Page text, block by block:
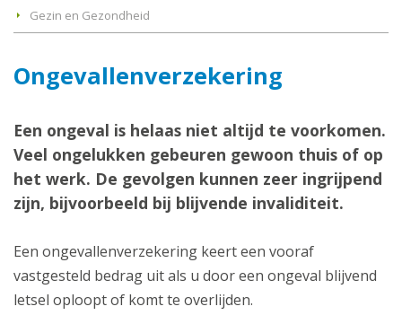
Gezin en Gezondheid
Ongevallenverzekering
Een ongeval is helaas niet altijd te voorkomen.
Veel ongelukken gebeuren gewoon thuis of op
het werk. De gevolgen kunnen zeer ingrijpend
zijn, bijvoorbeeld bij blijvende invaliditeit.
Een ongevallenverzekering keert een vooraf
vastgesteld bedrag uit als u door een ongeval blijvend
letsel oploopt of komt te overlijden.